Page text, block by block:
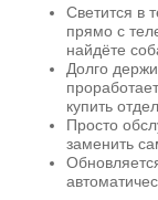
Светится в
прямо с
найдёте
Долго
купить
Просто
заменить